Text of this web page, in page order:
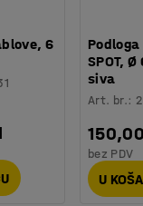
6
SPOT,
siva
Art. br.:
bez PDV
U